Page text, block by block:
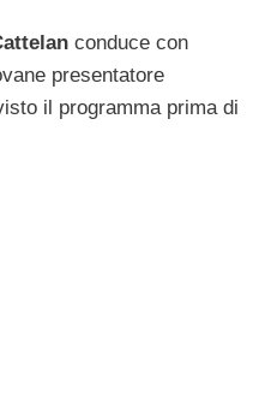
conduce con
presentatore
il programma prima di